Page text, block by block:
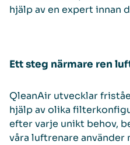
hjälp av en expert innan
Ett steg närmare ren
QleanAir utvecklar
hjälp av olika
efter varje unikt behov,
våra luftrenare